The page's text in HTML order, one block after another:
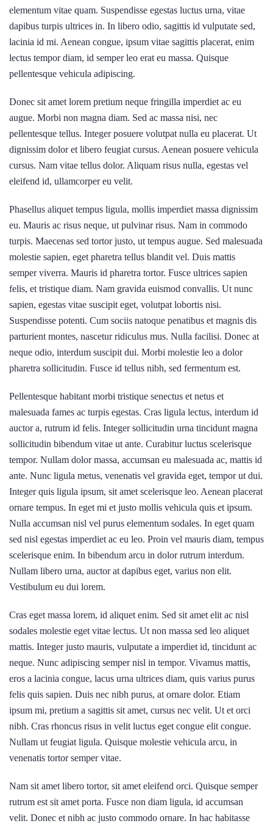
elementum vitae quam. Suspendisse egestas luctus urna, vitae
dapibus turpis ultrices in. In libero odio, sagittis id vulputate sed,
lacinia id mi. Aenean congue, ipsum vitae sagittis placerat, enim
lectus tempor diam, id semper leo erat eu massa. Quisque
pellentesque vehicula adipiscing.
Donec sit amet lorem pretium neque fringilla imperdiet ac eu
augue. Morbi non magna diam. Sed ac massa nisi, nec
pellentesque tellus. Integer posuere volutpat nulla eu placerat. Ut
dignissim dolor et libero feugiat cursus. Aenean posuere vehicula
cursus. Nam vitae tellus dolor. Aliquam risus nulla, egestas vel
eleifend id, ullamcorper eu velit.
Phasellus aliquet tempus ligula, mollis imperdiet massa dignissim
eu. Mauris ac risus neque, ut pulvinar risus. Nam in commodo
turpis. Maecenas sed tortor justo, ut tempus augue. Sed malesuada
molestie sapien, eget pharetra tellus blandit vel. Duis mattis
semper viverra. Mauris id pharetra tortor. Fusce ultrices sapien
felis, et tristique diam. Nam gravida euismod convallis. Ut nunc
sapien, egestas vitae suscipit eget, volutpat lobortis nisi.
Suspendisse potenti. Cum sociis natoque penatibus et magnis dis
parturient montes, nascetur ridiculus mus. Nulla facilisi. Donec at
neque odio, interdum suscipit dui. Morbi molestie leo a dolor
pharetra sollicitudin. Fusce id tellus nibh, sed fermentum est.
Pellentesque habitant morbi tristique senectus et netus et
malesuada fames ac turpis egestas. Cras ligula lectus, interdum id
auctor a, rutrum id felis. Integer sollicitudin urna tincidunt magna
sollicitudin bibendum vitae ut ante. Curabitur luctus scelerisque
tempor. Nullam dolor massa, accumsan eu malesuada ac, mattis id
ante. Nunc ligula metus, venenatis vel gravida eget, tempor ut dui.
Integer quis ligula ipsum, sit amet scelerisque leo. Aenean placerat
ornare tempus. In eget mi et justo mollis vehicula quis et ipsum.
Nulla accumsan nisl vel purus elementum sodales. In eget quam
sed nisl egestas imperdiet ac eu leo. Proin vel mauris diam, tempus
scelerisque enim. In bibendum arcu in dolor rutrum interdum.
Nullam libero urna, auctor at dapibus eget, varius non elit.
Vestibulum eu dui lorem.
Cras eget massa lorem, id aliquet enim. Sed sit amet elit ac nisl
sodales molestie eget vitae lectus. Ut non massa sed leo aliquet
mattis. Integer justo mauris, vulputate a imperdiet id, tincidunt ac
neque. Nunc adipiscing semper nisl in tempor. Vivamus mattis,
eros a lacinia congue, lacus urna ultrices diam, quis varius purus
felis quis sapien. Duis nec nibh purus, at ornare dolor. Etiam
ipsum mi, pretium a sagittis sit amet, cursus nec velit. Ut et orci
nibh. Cras rhoncus risus in velit luctus eget congue elit congue.
Nullam ut feugiat ligula. Quisque molestie vehicula arcu, in
venenatis tortor semper vitae.
Nam sit amet libero tortor, sit amet eleifend orci. Quisque semper
rutrum est sit amet porta. Fusce non diam ligula, id accumsan
velit. Donec et nibh ac justo commodo ornare. In hac habitasse